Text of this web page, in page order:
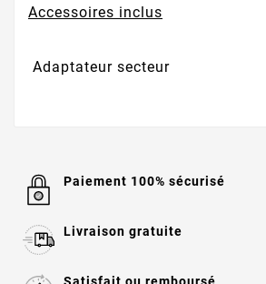
Accessoires inclus
Adaptateur secteur
Paiement 100% sécurisé
Livraison gratuite
Satisfait ou remboursé